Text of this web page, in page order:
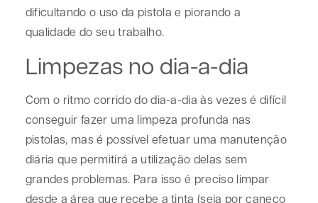
dificultando o uso da pistola e piorando a
qualidade do seu trabalho.
Limpezas no dia-a-dia
Com o ritmo corrido do dia-a-dia às vezes é difícil
conseguir fazer uma limpeza profunda nas
pistolas, mas é possível efetuar uma manutenção
diária que permitirá a utilização delas sem
grandes problemas. Para isso é preciso limpar
desde a área que recebe a tinta (seja por caneco